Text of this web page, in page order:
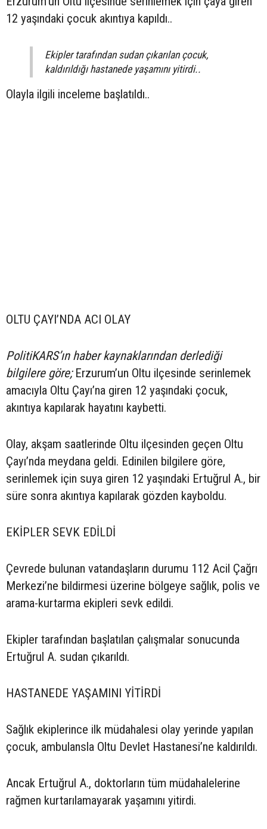
12 yaşındaki çocuk akıntıya kapıldı..
Ekipler tarafından sudan çıkarılan çocuk,
kaldırıldığı hastanede yaşamını yitirdi..
Olayla ilgili inceleme başlatıldı..
OLTU ÇAYI’NDA ACI OLAY
PolitiKARS’ın haber kaynaklarından derlediği
bilgilere göre;Erzurum’un Oltu ilçesinde serinlemek
amacıyla Oltu Çayı’na giren 12 yaşındaki çocuk,
akıntıya kapılarak hayatını kaybetti.
Olay, akşam saatlerinde Oltu ilçesinden geçen Oltu
Çayı’nda meydana geldi. Edinilen bilgilere göre,
serinlemek için suya giren 12 yaşındaki Ertuğrul A., bir
süre sonra akıntıya kapılarak gözden kayboldu.
EKİPLER SEVK EDİLDİ
Çevrede bulunan vatandaşların durumu 112 Acil Çağrı
Merkezi’ne bildirmesi üzerine bölgeye sağlık, polis ve
arama-kurtarma ekipleri sevk edildi.
Ekipler tarafından başlatılan çalışmalar sonucunda
Ertuğrul A. sudan çıkarıldı.
HASTANEDE YAŞAMINI YİTİRDİ
Sağlık ekiplerince ilk müdahalesi olay yerinde yapılan
çocuk, ambulansla Oltu Devlet Hastanesi’ne kaldırıldı.
Ancak Ertuğrul A., doktorların tüm müdahalelerine
rağmen kurtarılamayarak yaşamını yitirdi.